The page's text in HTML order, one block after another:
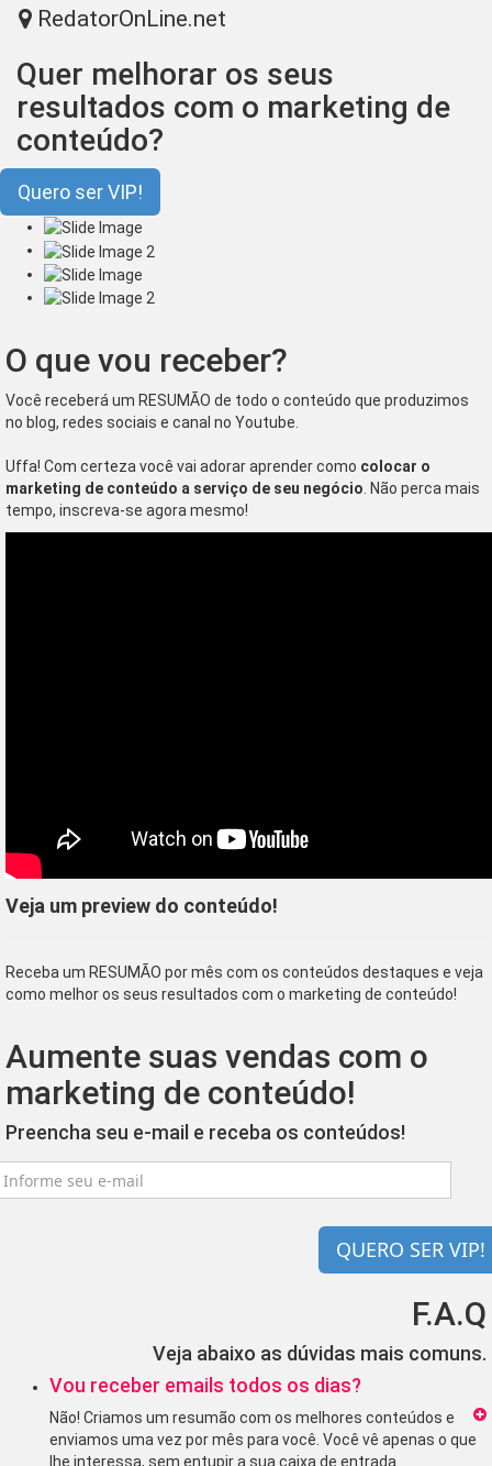
RedatorOnLine.net
Quer melhorar os seus
resultados com o marketing de
conteúdo?
Quero ser VIP!
O que vou receber?
Você receberá um RESUMÃO de todo o conteúdo que produzimos
no blog, redes sociais e canal no Youtube.
Uffa! Com certeza você vai adorar aprender como colocar o
marketing de conteúdo a serviço de seu negócio . Não perca mais
tempo, inscreva-se agora mesmo!
Veja um preview do conteúdo!
Receba um RESUMÃO por mês com os conteúdos destaques e veja
como melhor os seus resultados com o marketing de conteúdo!
Aumente suas vendas com o
marketing de conteúdo!
Preencha seu e-mail e receba os conteúdos!
QUERO SER VIP!
F.A.Q
Veja abaixo as dúvidas mais comuns.
Vou receber emails todos os dias?
Não! Criamos um resumão com os melhores conteúdos e
enviamos uma vez por mês para você. Você vê apenas o que
lhe interessa, sem entupir a sua caixa de entrada.